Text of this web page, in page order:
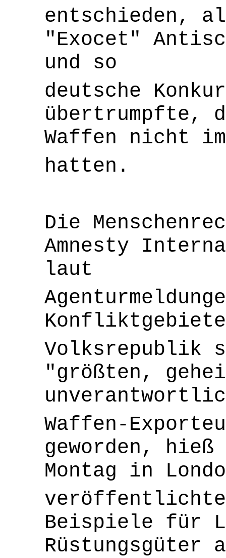
entschieden,
"Exocet"
und so
deutsche
übertrumpfte,
Waffen nicht
hatten.
Die
Amnesty
laut
Volksrepublik
"größten,
Waffen-
geworden,
Montag in
Beispiele für
Rüstungsgüter